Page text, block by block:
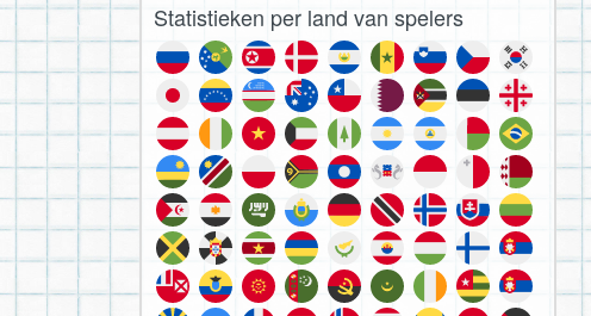
Statistieken per land van spelers